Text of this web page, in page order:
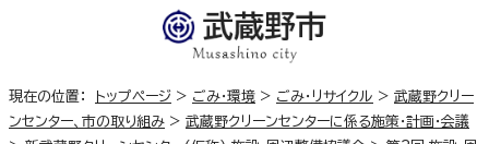
現在の位置： トップページ > ごみ・環境 > ごみ・リサイクル > 武蔵野クリー
ンセンター、市の取り組み > 武蔵野クリーンセンターに係る施策・計画・会議